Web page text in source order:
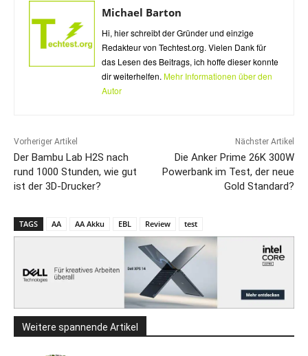
Michael Barton
Hi, hier schreibt der Gründer und einzige
Redakteur von Techtest.org. Vielen Dank für
das Lesen des Beitrags, ich hoffe dieser konnte
dir weiterhelfen.Mehr Informationen über den
Autor
Vorheriger Artikel
Der Bambu Lab H2S nach
rund 1000 Stunden, wie gut
ist der 3D-Drucker?
Nächster Artikel
Die Anker Prime 26K 300W
Powerbank im Test, der neue
Gold Standard?
TAGS AA AA Akku EBL Review test
Weitere spannende Artikel